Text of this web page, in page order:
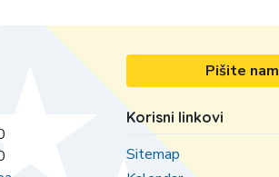
Pišite nam
Korisni linkovi
Sitemap